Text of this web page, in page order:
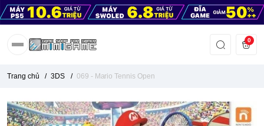
0
Trang chủ / 3DS / 069 - Mario Tennis Open